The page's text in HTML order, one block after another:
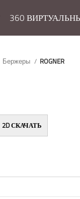
360
Бержеры ROGNER
2D СКАЧАТЬ